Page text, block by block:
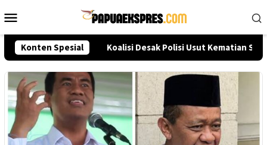
ke
Mobile
Konten Spesial
Akpol 2026 Koalisi Desak Polisi Usut Kematian